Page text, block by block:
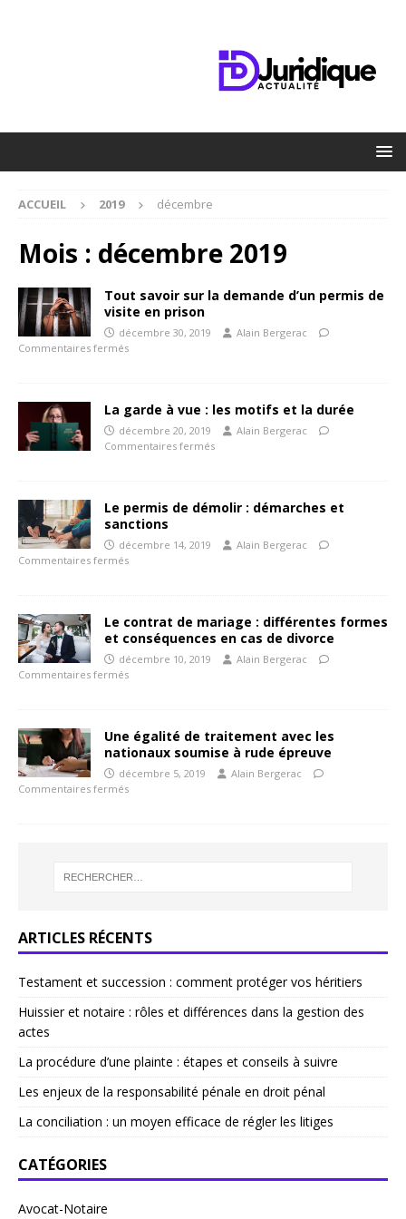
ACCUEIL 2019 décembre
Mois : décembre 2019
Tout savoir sur la demande d’un permis de
visite en prison
décembre 30, 2019
Alain Bergerac
Commentaires fermés
La garde à vue : les motifs et la durée
décembre 20, 2019
Alain Bergerac
Commentaires fermés
Le permis de démolir : démarches et
sanctions
décembre 14, 2019
Alain Bergerac
Commentaires fermés
Le contrat de mariage : différentes formes
et conséquences en cas de divorce
décembre 10, 2019
Alain Bergerac
Commentaires fermés
Une égalité de traitement avec les
nationaux soumise à rude épreuve
décembre 5, 2019
Alain Bergerac
Commentaires fermés
ARTICLES RÉCENTS
Testament et succession : comment protéger vos héritiers
Huissier et notaire : rôles et différences dans la gestion des
actes
La procédure d’une plainte : étapes et conseils à suivre
Les enjeux de la responsabilité pénale en droit pénal
La conciliation : un moyen efficace de régler les litiges
CATÉGORIES
Avocat-Notaire